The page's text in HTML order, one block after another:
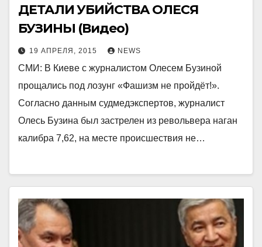
ДЕТАЛИ УБИЙСТВА ОЛЕСЯ
БУЗИНЫ (Видео)
19 АПРЕЛЯ, 2015 NEWS
СМИ: В Киеве с журналистом Олесем Бузиной
прощались под лозунг «Фашизм не пройдёт!».
Согласно данным судмедэкспертов, журналист
Олесь Бузина был застрелен из револьвера наган
калибра 7,62, на месте происшествия не…